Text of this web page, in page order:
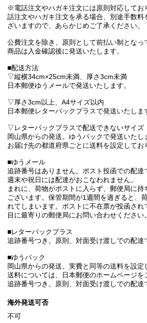
※電話注文やハガキ注文には原則対応してお
話注文やハガキ注文を承る場合、別途手数料
ざいますので、あらかじめご了承ください。
公費注文を除き、原則として前払い制となっ
商品は入金確認後に発送いたします。
■配送方法
▽縦横34cm×25cm未満、厚さ3cm未満
日本郵便ゆうメールで発送いたします。
▽厚さ3cm以上、A4サイズ以内
日本郵便レターパックプラスで発送いたしま
▽レターパックプラスで配送できないサイズ
岡山県からの発送。ゆうパックで発送いたし
お届け先の都道府県ごとに送料を設定してお
■ゆうメール
追跡番号はありません。ポスト投函での配達
週末や祝日には配達がおこなわれません。
まれに、荷物がポストに入らず、郵便局に持
ございます。保管期間が1週間を過ぎると、
れてしまいます。ポストに不在票が投函され
目に最寄りの郵便局にお問い合わせください。
■レターパックプラス
追跡番号つき。原則、対面受け渡しでの配達
■ゆうパック
岡山県からの発送。実費と同等の送料を設定
送料については、日本郵便のホームページを
追跡番号つき。原則、対面受け渡しでの配達
海外発送可否
不可